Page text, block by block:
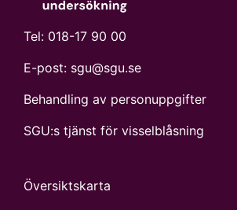
Tel: 018-17 90 00
E-post: sgu@sgu.se
Behandling av personuppgifter
SGU:s tjänst för visselblåsning
Översiktskarta